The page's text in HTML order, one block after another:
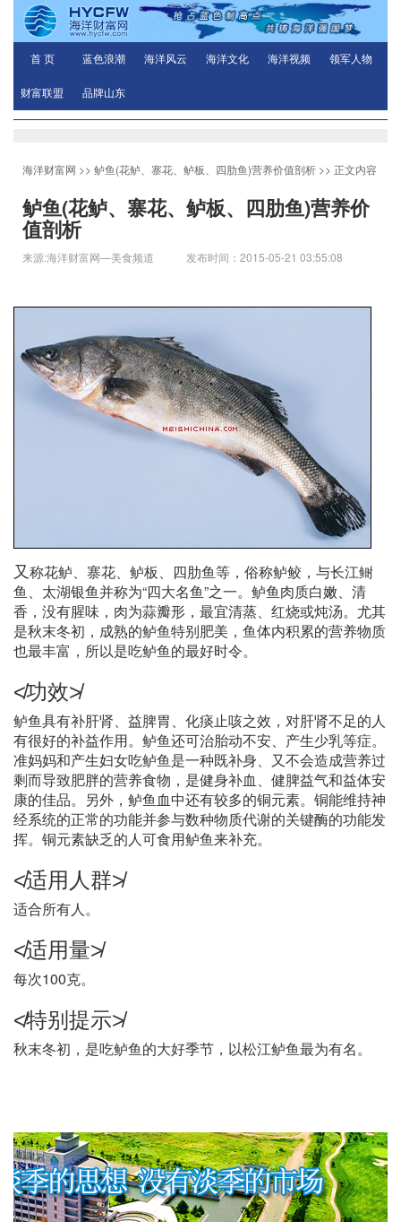
首 页 蓝色浪潮 海洋风云 海洋文化 海洋视频 领军人物
财富联盟 品牌山东
海洋财富网 >> 鲈鱼(花鲈、寨花、鲈板、四肋鱼)营养价值剖析 >> 正文内容
鲈鱼(花鲈、寨花、鲈板、四肋鱼)营养价
值剖析
来源:海洋财富网—美食频道 发布时间：2015-05-21 03:55:08
又称花鲈、寨花、鲈板、四肋鱼等，俗称鲈鲛，与长江鲥
鱼、太湖银鱼并称为“四大名鱼”之一。鲈鱼肉质白嫩、清
香，没有腥味，肉为蒜瓣形，最宜清蒸、红烧或炖汤。尤其
是秋末冬初，成熟的鲈鱼特别肥美，鱼体内积累的营养物质
也最丰富，所以是吃鲈鱼的最好时令。
≮功效≯
鲈鱼具有补肝肾、益脾胃、化痰止咳之效，对肝肾不足的人
有很好的补益作用。鲈鱼还可治胎动不安、产生少乳等症。
准妈妈和产生妇女吃鲈鱼是一种既补身、又不会造成营养过
剩而导致肥胖的营养食物，是健身补血、健脾益气和益体安
康的佳品。另外，鲈鱼血中还有较多的铜元素。铜能维持神
经系统的正常的功能并参与数种物质代谢的关键酶的功能发
挥。铜元素缺乏的人可食用鲈鱼来补充。
≮适用人群≯
适合所有人。
≮适用量≯
每次100克。
≮特别提示≯
秋末冬初，是吃鲈鱼的大好季节，以松江鲈鱼最为有名。